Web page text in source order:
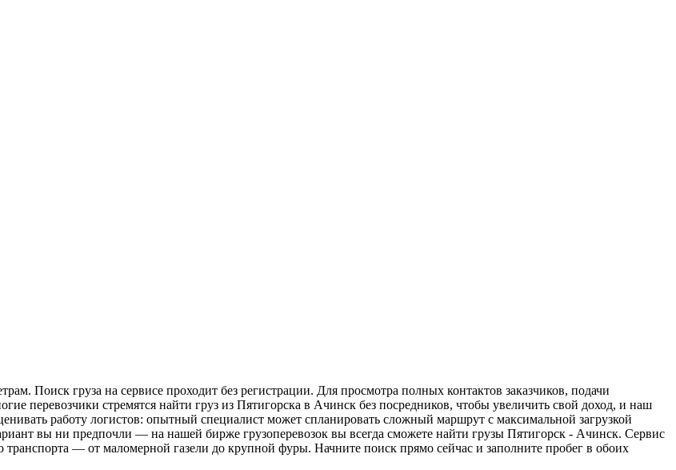
Поиск груза на сервисе проходит без регистрации. Для просмотра полных контактов заказчиков, подачи
перевозчики стремятся найти груз из Пятигорска в Ачинск без посредников, чтобы увеличить свой доход, и наш
работу логистов: опытный специалист может спланировать сложный маршрут с максимальной загрузкой
вы ни предпочли — на нашей бирже грузоперевозок вы всегда сможете найти грузы Пятигорск - Ачинск. Сервис
транспорта — от маломерной газели до крупной фуры. Начните поиск прямо сейчас и заполните пробег в обоих